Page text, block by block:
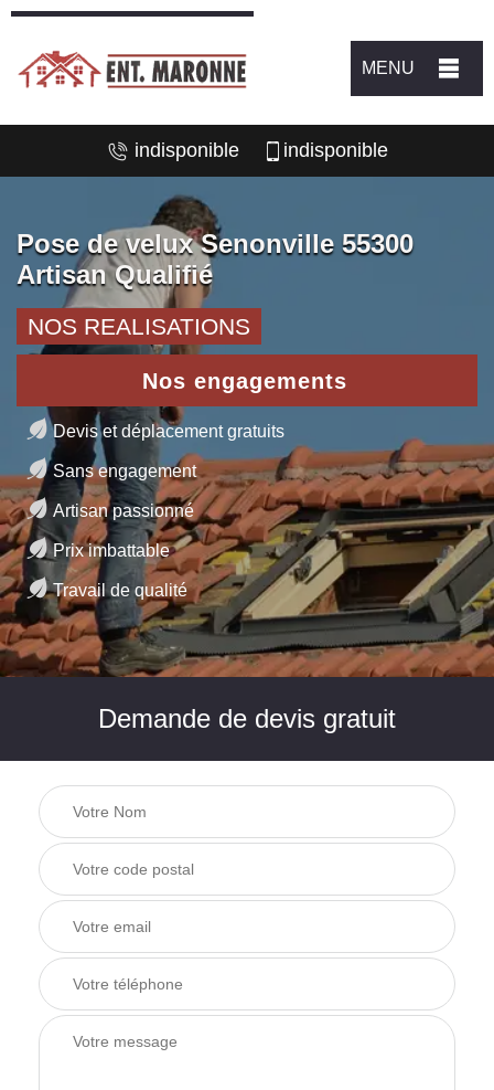
MENU
indisponible indisponible
Pose de velux Senonville 55300
Artisan Qualifié
NOS REALISATIONS
Nos engagements
Devis et déplacement gratuits
Sans engagement
Artisan passionné
Prix imbattable
Travail de qualité
Demande de devis gratuit